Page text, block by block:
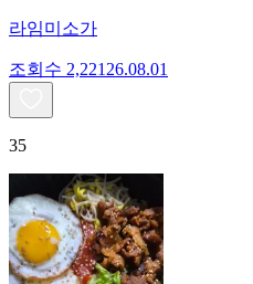
라임미소가
조회수 2,221 26.08.01
35